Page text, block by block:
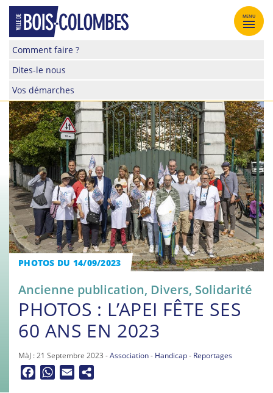
Skip
content
Site
de
la
de
Bois-
Colombes
Comment faire ?
Dites-le nous
Vos démarches
MENU
PHOTOS DU 14/09/2023
Ancienne publication, Divers, Solidarité
PHOTOS : L’APEI FÊTE SES
60 ANS EN 2023
MàJ : 21 Septembre 2023 -Association- Handicap- Reportages
FacebookWhatsApp
Email